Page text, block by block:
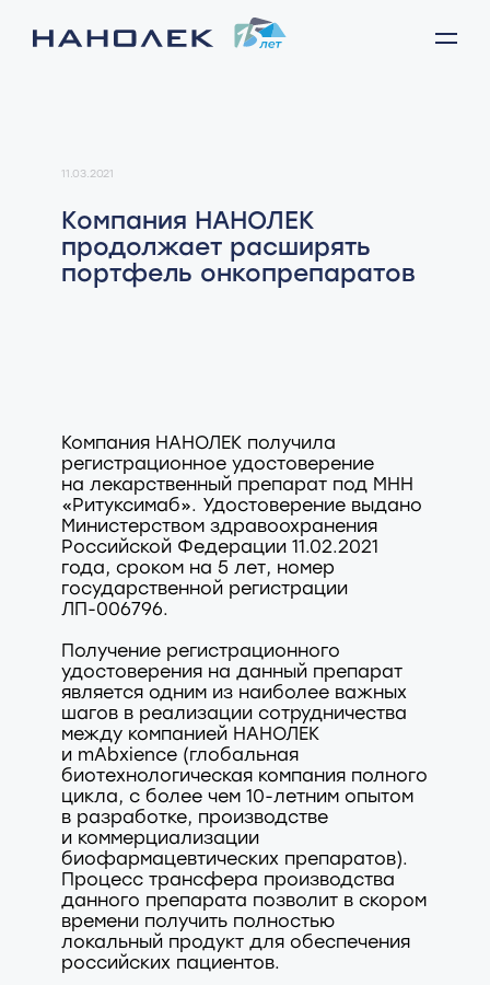
11.03.2021
Компания НАНОЛЕК
продолжает расширять
портфель онкопрепаратов
Компания НАНОЛЕК получила
регистрационное удостоверение
на лекарственный препарат под МНН
«Ритуксимаб». Удостоверение выдано
Министерством здравоохранения
Российской Федерации 11.02.2021
года, сроком на 5 лет, номер
государственной регистрации
ЛП-006796.
Получение регистрационного
удостоверения на данный препарат
является одним из наиболее важных
шагов в реализации сотрудничества
между компанией НАНОЛЕК
и mAbxience (глобальная
биотехнологическая компания полного
цикла, с более чем 10-летним опытом
в разработке, производстве
и коммерциализации
биофармацевтических препаратов).
Процесс трансфера производства
данного препарата позволит в скором
времени получить полностью
локальный продукт для обеспечения
российских пациентов.